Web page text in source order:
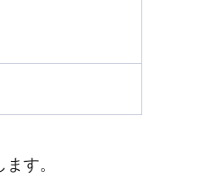
す。